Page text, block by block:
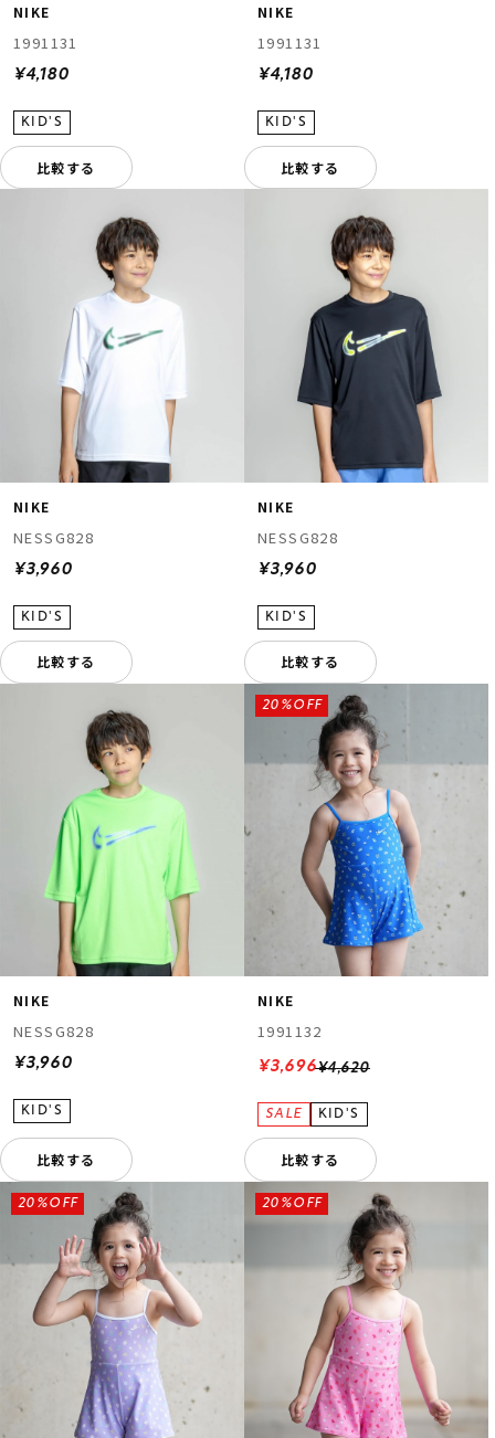
NIKE
1991131
¥4,180
比較する
NIKE
1991131
¥4,180
比較する
NIKE
NESSG828
¥3,960
比較する
NIKE
NESSG828
¥3,960
比較する
NIKE
NESSG828
¥3,960
比較する
NIKE
1991132
¥4,620
20%OFF
¥3,696
比較する
20%OFF 20%OFF